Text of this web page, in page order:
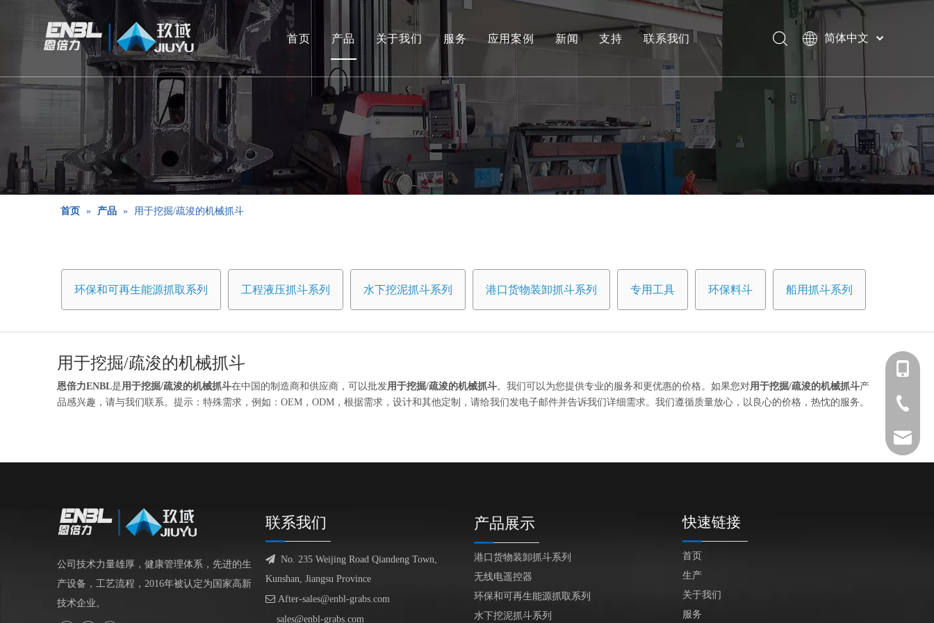
首页 产品
环保和可再生能源抓取系列
工程液压抓斗系列
环保料斗
水下挖泥抓斗系列
港口货物装卸抓斗系列
关于我们 服务 应用案例 新闻 支持 联系我们
简体中文
indonesia
Pусский
Français
العربية
English
首页 » 产品 » 用于挖掘/疏浚的机械抓斗
环保和可再生能源抓取系列 工程液压抓斗系列 水下挖泥抓斗系列 港口货物装卸抓斗系列 专用工具 环保料斗 船用抓斗系列
用于挖掘/疏浚的机械抓斗
恩倍力ENBL是用于挖掘/疏浚的机械抓斗在中国的制造商和供应商，可以批发用于挖掘/疏浚的机械抓斗。我们可以为您提供专业的服务和更优惠的价格。如果您对用于挖掘/疏浚的机械抓斗产
品感兴趣，请与我们联系。提示：特殊需求，例如：OEM，ODM，根据需求，设计和其他定制，请给我们发电子邮件并告诉我们详细需求。我们遵循质量放心，以良心的价格，热忱的服务。
+86
+86
+86 189-
+86-
After-
公司技术力量雄厚，健康管理体系，先进的生
产设备，工艺流程，2016年被认定为国家高新
技术企业。
联系我们
 No. 235 Weijing Road Qiandeng Town,
Kunshan, Jiangsu Province
 After-sales@enbl-grabs.com
sales@enbl-grabs.com
产品展示
港口货物装卸抓斗系列
无线电遥控器
环保和可再生能源抓取系列
水下挖泥抓斗系列
快速链接
首页
生产
关于我们
服务